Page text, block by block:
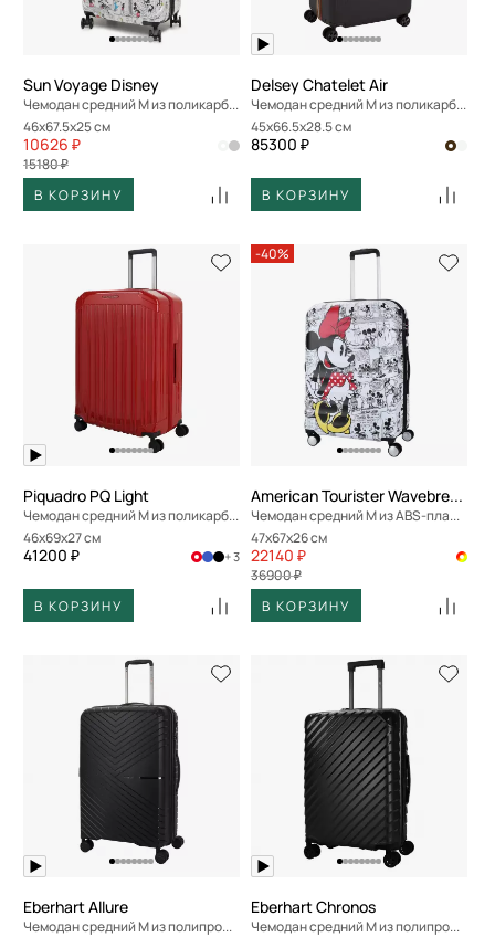
Sun Voyage Disney
Чемодан средний M из поликарбоната
46x67.5x25 см
10626 ₽
15180 ₽
В КОРЗИНУ
Delsey Chatelet Air
Чемодан средний M из поликарбоната
45x66.5x28.5 см
85300 ₽
В КОРЗИНУ
Piquadro PQ Light
Чемодан средний M из поликарбоната
46x69x27 см
41200 ₽ + 3
В КОРЗИНУ
-40%
American Tourister Wavebreaker Disney
Чемодан средний M из ABS-пластика с кодовым замком
47x67x26 см
22140 ₽
36900 ₽
В КОРЗИНУ
Eberhart Allure
Чемодан средний M из полипропилена с кодовым замком
Eberhart Chronos
Чемодан средний M из полипропилена с кодовым замком